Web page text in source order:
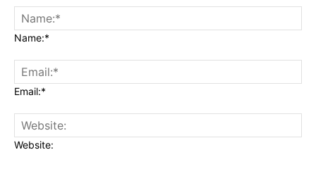
Name:*
Email:*
Website: